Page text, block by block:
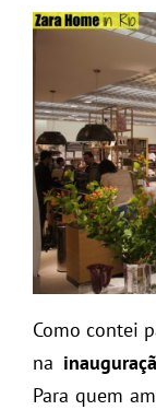
Como contei
na
Para quem